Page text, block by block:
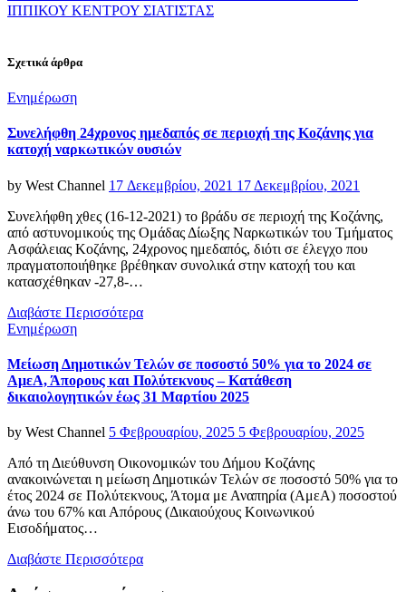
ΙΠΠΙΚΟΥ ΚΕΝΤΡΟΥ ΣΙΑΤΙΣΤΑΣ
Σχετικά άρθρα
Categories
Ενημέρωση
Συνελήφθη 24χρονος ημεδαπός σε περιοχή της Κοζάνης για
κατοχή ναρκωτικών ουσιών
by West Channel Posted
17 Δεκεμβρίου, 2021 17 Δεκεμβρίου, 2021
Συνελήφθη χθες (16-12-2021) το βράδυ σε περιοχή της Κοζάνης,
από αστυνομικούς της Ομάδας Δίωξης Ναρκωτικών του Τμήματος
Ασφάλειας Κοζάνης, 24χρονος ημεδαπός, διότι σε έλεγχο που
πραγματοποιήθηκε βρέθηκαν συνολικά στην κατοχή του και
κατασχέθηκαν -27,8-…
Διαβάστε Περισσότερα
Categories
Ενημέρωση
Μείωση Δημοτικών Τελών σε ποσοστό 50% για το 2024 σε
ΑμεΑ, Άπορους και Πολύτεκνους – Κατάθεση
δικαιολογητικών έως 31 Μαρτίου 2025
by West Channel Posted
5 Φεβρουαρίου, 2025 5 Φεβρουαρίου, 2025
Από τη Διεύθυνση Οικονομικών του Δήμου Κοζάνης
ανακοινώνεται η μείωση Δημοτικών Τελών σε ποσοστό 50% για το
έτος 2024 σε Πολύτεκνους, Άτομα με Αναπηρία (ΑμεΑ) ποσοστού
άνω του 67% και Απόρους (Δικαιούχους Κοινωνικού
Εισοδήματος…
Διαβάστε Περισσότερα